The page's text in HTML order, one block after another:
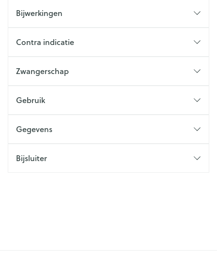
Bijwerkingen
Contra indicatie
Zwangerschap
Gebruik
Gegevens
Bijsluiter